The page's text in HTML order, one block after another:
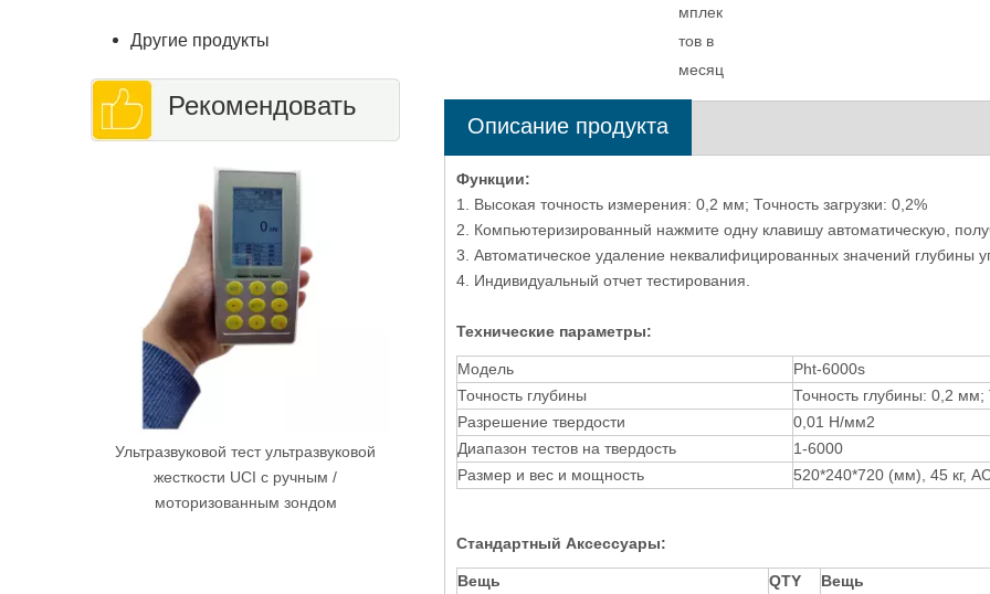
Другие продукты
Рекомендовать
Ультразвуковой тест ультразвуковой
жесткости UCI с ручным /
моторизованным зондом
испытаний на трещины и утечки
мплек
тов в
месяц
Описание продукта
Функции:
1. Высокая точность измерения: 0,2 мм; Точность загрузки: 0,2%
2. Компьютеризированный нажмите одну клавишу автоматическую,
3. Автоматическое удаление неквалифицированных значений глубины
4. Индивидуальный отчет тестирования.
Технические параметры:
Модель
Pht-6000s
Точность глубины
Точность глубины: 0,2 мм;
Разрешение твердости
0,01 Н/мм2
Диапазон тестов на твердость
1-6000
Размер и вес и мощность
520*240*720 (мм), 45 кг,
Стандартный Аксессуары:
Вещь QTY Вещь